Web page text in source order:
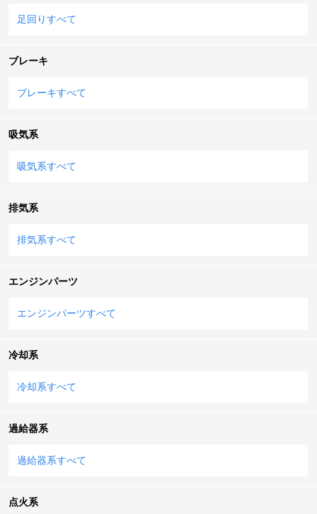
足回りすべて
ブレーキ
ブレーキすべて
吸気系
吸気系すべて
排気系
排気系すべて
エンジンパーツ
エンジンパーツすべて
冷却系
冷却系すべて
過給器系
過給器系すべて
点火系